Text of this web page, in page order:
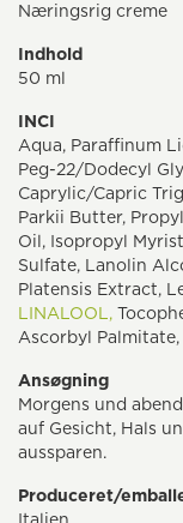
Næringsrig creme
Indhold
50 ml
INCI
Aqua, Paraffinum
Peg-22/Dodecyl
Caprylic/Capric
Parkii Butter,
Oil, Isopropyl
Sulfate, Lanolin
Platensis Extract,
LINALOOL,
Ascorbyl Palmitate,
Ansøgning
Morgens und
auf Gesicht, Hals
aussparen.
Produceret/